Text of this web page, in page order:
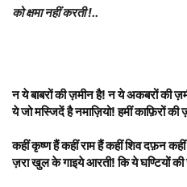
को क्षमा नहीं करती !..
न ये बाबरों की ज़मीन है! न ये अकबरों की
ये जो मस्जिदें है नमाज़ियो! हमीं काफ़िरों की
कहीं कृष्ण हैं कहीं राम हैं कहीं शिव दफ़न
ज़रा खुल के गाइये आरती! कि ये घण्टियों